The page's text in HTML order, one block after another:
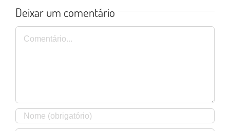
Deixar um comentário
Comentário